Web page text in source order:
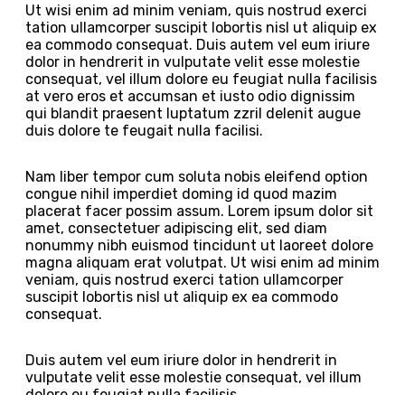
Ut wisi enim ad minim veniam, quis nostrud exerci
tation ullamcorper suscipit lobortis nisl ut aliquip ex
ea commodo consequat. Duis autem vel eum iriure
dolor in hendrerit in vulputate velit esse molestie
consequat, vel illum dolore eu feugiat nulla facilisis
at vero eros et accumsan et iusto odio dignissim
qui blandit praesent luptatum zzril delenit augue
duis dolore te feugait nulla facilisi.
Nam liber tempor cum soluta nobis eleifend option
congue nihil imperdiet doming id quod mazim
placerat facer possim assum. Lorem ipsum dolor sit
amet, consectetuer adipiscing elit, sed diam
nonummy nibh euismod tincidunt ut laoreet dolore
magna aliquam erat volutpat. Ut wisi enim ad minim
veniam, quis nostrud exerci tation ullamcorper
suscipit lobortis nisl ut aliquip ex ea commodo
consequat.
Duis autem vel eum iriure dolor in hendrerit in
vulputate velit esse molestie consequat, vel illum